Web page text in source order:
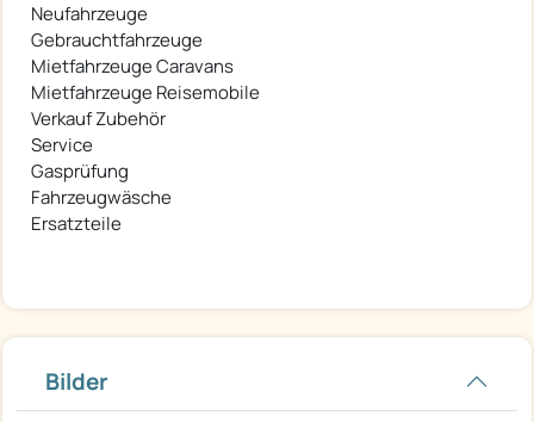
Neufahrzeuge
Gebrauchtfahrzeuge
Mietfahrzeuge Caravans
Mietfahrzeuge Reisemobile
Verkauf Zubehör
Service
Gasprüfung
Fahrzeugwäsche
Ersatzteile
Bilder